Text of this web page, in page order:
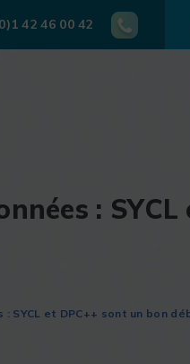
42 46 00 42
: SYCL
et DPC++ sont un bon